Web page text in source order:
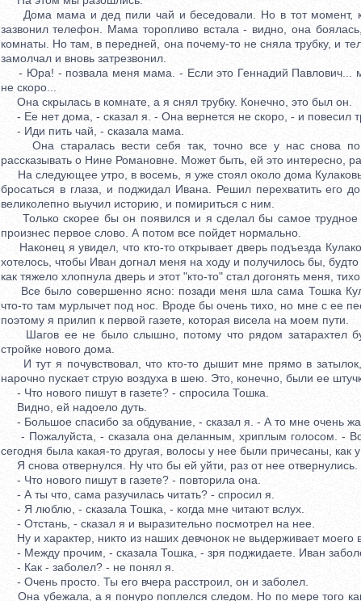
Дома мама и дед пили чай и беседовали. Но в тот момент,
зазвонил телефон. Мама торопливо встала - видно, она
комнаты. Но там, в передней, она почему-то не сняла трубку, и
замолчал и вновь затрезвонил.
- Юра! - позвала меня мама. - Если это Геннадий Павлович...
не скоро...
Она скрылась в комнате, а я снял трубку. Конечно, это был он.
- Ее нет дома, - сказал я. - Она вернется не скоро, - и повесил
- Иди пить чай, - сказала мама.
Она старалась вести себя так, точно все у нас снова
рассказывать о Нине Романовне. Может быть, ей это интересно,
На следующее утро, в восемь, я уже стоял около дома
бросаться в глаза, и поджидал Ивана. Решил перехватить его
великолепно выучил историю, и помириться с ним.
Только скорее бы он появился и я сделал бы самое
произнес первое слово. А потом все пойдет нормально.
Наконец я увидел, что кто-то открывает дверь подъезда
хотелось, чтобы Иван догнал меня на ходу и получилось бы,
как тяжело хлопнула дверь и этот "кто-то" стал догонять меня,
Все было совершенно ясно: позади меня шла сама Тошка
что-то там мурлычет под нос. Вроде бы очень тихо, но мне с ее
поэтому я прилип к первой газете, которая висела на моем пути.
Шагов ее не было слышно, потому что рядом затарахтел
стройке нового дома.
И тут я почувствовал, что кто-то дышит мне прямо в
нарочно пускает струю воздуха в шею. Это, конечно, были ее
- Что нового пишут в газете? - спросила Тошка.
Видно, ей надоело дуть.
- Большое спасибо за обдувание, - сказал я. - А то мне очень
- Пожалуйста, - сказала она деланным, хриплым голосом. -
сегодня была какая-то другая, волосы у нее были причесаны, как
Я снова отвернулся. Ну что бы ей уйти, раз от нее отвернулись.
- Что нового пишут в газете? - повторила она.
- А ты что, сама разучилась читать? - спросил я.
- Я люблю, - сказала Тошка, - когда мне читают вслух.
- Отстань, - сказал я и выразительно посмотрел на нее.
Ну и характер, никто из наших девчонок не выдерживает моего
- Между прочим, - сказала Тошка, - зря поджидаете. Иван
- Как - заболел? - не понял я.
- Очень просто. Ты его вчера расстроил, он и заболел.
Она убежала, а я понуро поплелся следом. Но по мере того